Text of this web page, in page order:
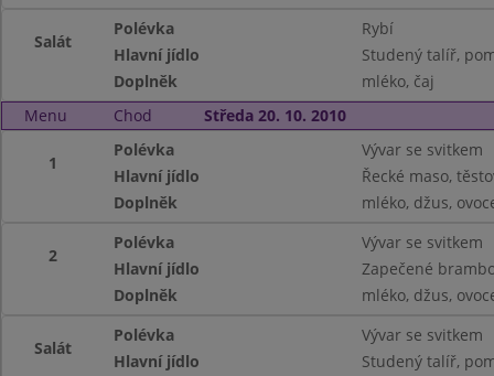
Salát
Polévka
Rybí
Hlavní jídlo
Studený talíř,
Doplněk
mléko, čaj
Menu
Chod Středa 20. 10. 2010
1
Polévka
Vývar se svitkem
Hlavní jídlo
Řecké maso,
Doplněk
mléko, džus,
2
Polévka
Vývar se svitkem
Hlavní jídlo
Zapečené
Doplněk
mléko, džus,
Salát
Polévka
Vývar se svitkem
Hlavní jídlo
Studený talíř,